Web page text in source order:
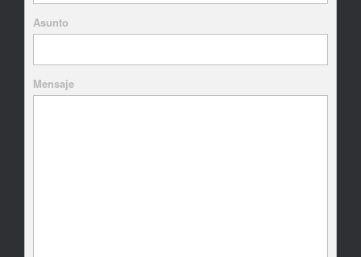
Asunto
Mensaje